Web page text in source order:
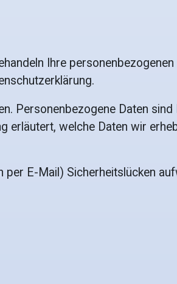
Ihre personenbezogenen
Personenbezogene Daten sind
erläutert, welche Daten wir
per E-Mail) Sicherheitslücken